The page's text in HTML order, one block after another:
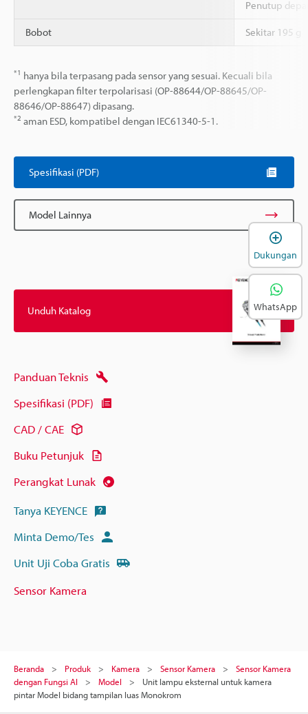
Penutup
Bobot Sekitar 195 g
*1 hanya bila terpasang pada sensor yang sesuai. Kecuali bila
perlengkapan filter terpolarisasi (OP-88644/OP-88645/OP-
88646/OP-88647) dipasang.
*2 aman ESD, kompatibel dengan IEC61340-5-1.
Spesifikasi (PDF)
Model Lainnya
Unduh Katalog
Panduan Teknis
Spesifikasi (PDF)
CAD / CAE
Buku Petunjuk
Perangkat Lunak
Tanya KEYENCE
Minta Demo/Tes
Unit Uji Coba Gratis
Sensor Kamera
Beranda Produk Kamera Sensor Kamera
Sensor Kamera
dengan Fungsi AI
Model
Unit lampu eksternal untuk kamera
pintar Model bidang tampilan luas Monokrom
Dukungan
WhatsApp